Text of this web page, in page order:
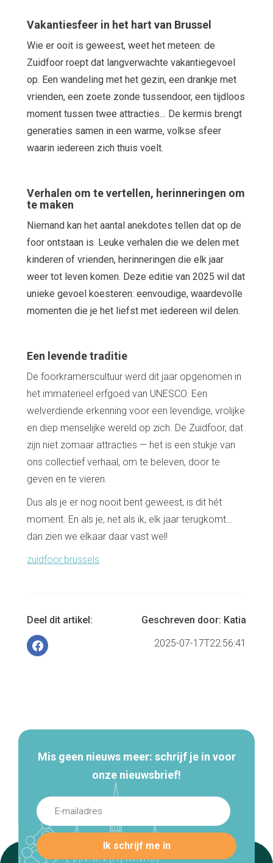
Blog
Tops 10
De ambachtslieden
Over ons
Vakantiesfeer in het hart van Brussel
Wie er ooit is geweest, weet het meteen: de
Zuidfoor roept dat langverwachte vakantiegevoel
op. Een wandeling met het gezin, een drankje met
vrienden, een zoete zonde tussendoor, een tijdloos
moment tussen twee attracties… De kermis brengt
generaties samen in een warme, volkse sfeer
waarin iedereen zich thuis voelt.
Verhalen om te vertellen, herinneringen om
te maken
Niemand kan het aantal anekdotes tellen dat op de
foor ontstaan is. Leuke verhalen die we delen met
kinderen of vrienden, herinneringen die elk jaar
weer tot leven komen. Deze editie van 2025 wil dat
unieke gevoel koesteren: eenvoudige, waardevolle
momenten die je het liefst met iedereen wil delen.
Een levende traditie
De foorkramerscultuur werd dit jaar opgenomen in
het immaterieel erfgoed van UNESCO. Een
welverdiende erkenning voor een levendige, vrolijke
en diep menselijke wereld op zich. De Zuidfoor, dat
zijn niet zomaar attracties — het is een stukje van
ons collectief verhaal, om te beleven, door te
geven en te vieren.
Dus als je er nog nooit bent geweest, is dit hét
moment. En als je, net als ik, elk jaar terugkomt…
dan zien we elkaar daar vast wel!
zuidfoor.brussels
Deel dit artikel: Geschreven door: Katia
2025-07-17T22:56:41
Mis geen nieuws meer: schrijf je in voor
onze nieuwsbrief!